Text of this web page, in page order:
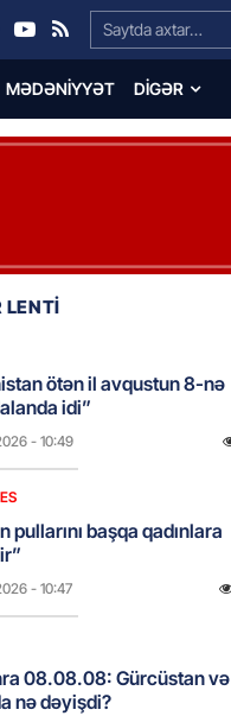
Search…
MƏDƏNIYYƏT DIGƏR
ötən il avqustun 8-nə
idi”
- 10:49
pullarını başqa qadınlara
- 10:47
08.08.08: Gürcüstan və
nə dəyişdi?